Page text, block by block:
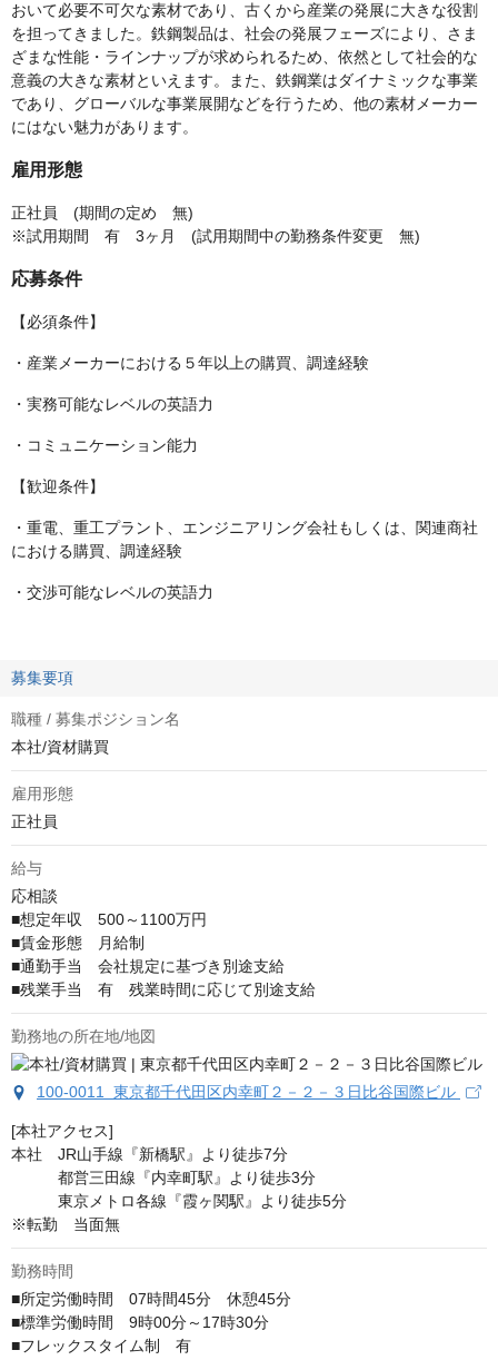
おいて必要不可欠な素材であり、古くから産業の発展に大きな役割
を担ってきました。鉄鋼製品は、社会の発展フェーズにより、さま
ざまな性能・ラインナップが求められるため、依然として社会的な
意義の大きな素材といえます。また、鉄鋼業はダイナミックな事業
であり、グローバルな事業展開などを行うため、他の素材メーカー
にはない魅力があります。
雇用形態
正社員 (期間の定め 無)
※試用期間 有 3ヶ月 (試用期間中の勤務条件変更 無)
応募条件
【必須条件】
・産業メーカーにおける５年以上の購買、調達経験
・実務可能なレベルの英語力
・コミュニケーション能力
【歓迎条件】
・重電、重工プラント、エンジニアリング会社もしくは、関連商社
における購買、調達経験
・交渉可能なレベルの英語力
募集要項
職種 / 募集ポジション名
本社/資材購買
雇用形態
正社員
給与
応相談
■想定年収　500～1100万円
■賃金形態　月給制
■通勤手当　会社規定に基づき別途支給
■残業手当　有　残業時間に応じて別途支給
勤務地の所在地/地図
100-0011 東京都千代田区内幸町２－２－３日比谷国際ビル
[本社アクセス]
本社　JR山手線『新橋駅』より徒歩7分
都営三田線『内幸町駅』より徒歩3分
東京メトロ各線『霞ヶ関駅』より徒歩5分
※転勤　当面無
勤務時間
■所定労働時間　07時間45分　休憩45分
■標準労働時間　9時00分～17時30分
■フレックスタイム制　有